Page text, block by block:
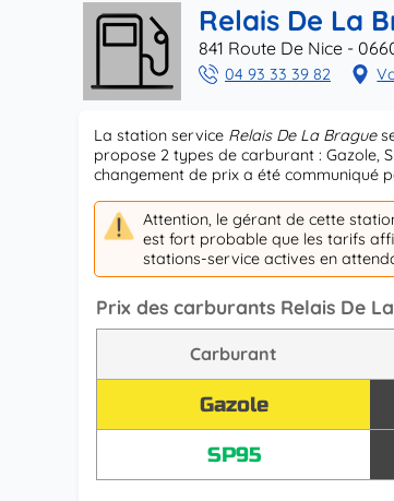
Relais De La
841 Route De Nice -
04 93 33 39 82
La station service Relais De La Brague
propose 2 types de carburant : Gazole,
changement de prix a été communiqué
Attention, le gérant de cette
est fort probable que les tarifs
stations-service actives en
Prix des carburants Relais De
Carburant
Gazole
SP95